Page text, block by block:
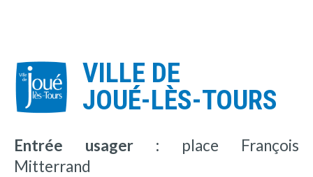
VILLE DE
JOUÉ-LÈS-TOURS
Entrée usager : place François
Mitterrand